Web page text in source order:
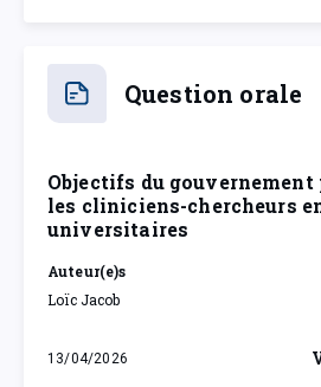
Question orale
Objectifs du
les cliniciens-chercheurs
universitaires
Auteur(e)s
Loïc Jacob
13/04/2026
lundi 13 avril 2026